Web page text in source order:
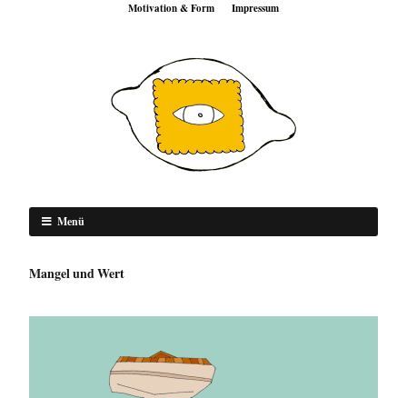
Motivation & Form Impressum
Menü
Mangel und Wert